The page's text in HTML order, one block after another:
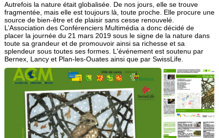
Autrefois la nature était globalisée. De nos jours, elle se trouve
fragmentée, mais elle est toujours là, toute proche. Elle procure une
source de bien-être et de plaisir sans cesse renouvelé.
L’Association des Conférenciers Multimédia a donc décidé de
placer la journée du 21 mars 2019 sous le signe de la nature dans
toute sa grandeur et de promouvoir ainsi sa richesse et sa
splendeur sous toutes ses formes. L'événement est soutenu par
Bernex, Lancy et Plan-les-Ouates ainsi que par SwissLife.